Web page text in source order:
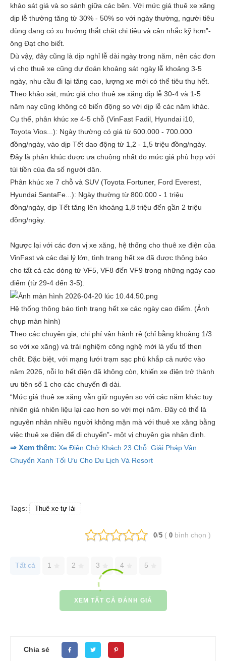
khảo sát giá và so sánh giữa các bên. Với mức giá thuê xe xăng
dịp lễ thường tăng từ 30% - 50% so với ngày thường, người tiêu
dùng đang có xu hướng thắt chặt chi tiêu và cân nhắc kỹ hơn”-
ông Đạt cho biết.
Dù vậy, đây cũng là dịp nghỉ lễ dài ngày trong năm, nên các đơn
vị cho thuê xe cũng dự đoán khoảng sát ngày lễ khoảng 3-5
ngày, nhu cầu đi lại tăng cao, lượng xe mới có thể tiêu thụ hết.
Theo khảo sát, mức giá cho thuê xe xăng dịp lễ 30-4 và 1-5
năm nay cũng không có biến động so với dịp lễ các năm khác.
Cụ thể, phân khúc xe 4-5 chỗ (VinFast Fadil, Hyundai i10,
Toyota Vios...): Ngày thường có giá từ 600.000 - 700.000
đồng/ngày, vào dịp Tết dao động từ 1,2 - 1,5 triệu đồng/ngày.
Đây là phân khúc được ưa chuộng nhất do mức giá phù hợp với
túi tiền của đa số người dân.
Phân khúc xe 7 chỗ và SUV (Toyota Fortuner, Ford Everest,
Hyundai SantaFe...): Ngày thường từ 800.000 - 1 triệu
đồng/ngày, dịp Tết tăng lên khoảng 1,8 triệu đến gần 2 triệu
đồng/ngày.
Ngược lại với các đơn vị xe xăng, hệ thống cho thuê xe điện của
VinFast và các đại lý lớn, tình trạng hết xe đã được thông báo
cho tất cả các dòng từ VF5, VF8 đến VF9 trong những ngày cao
điểm (từ 29-4 đến 3-5).
Hệ thống thông báo tình trạng hết xe các ngày cao điểm. (Ảnh
chụp màn hình)
Theo các chuyên gia, chi phí vận hành rẻ (chỉ bằng khoảng 1/3
so với xe xăng) và trải nghiệm công nghệ mới là yếu tố then
chốt. Đặc biệt, với mạng lưới trạm sạc phủ khắp cả nước vào
năm 2026, nỗi lo hết điện đã không còn, khiến xe điện trở thành
ưu tiên số 1 cho các chuyến đi dài.
“Mức giá thuê xe xăng vẫn giữ nguyên so với các năm khác tuy
nhiên giá nhiên liệu lại cao hơn so với mọi năm. Đây có thể là
nguyên nhân nhiều người không mặn mà với thuê xe xăng bằng
việc thuê xe điện để di chuyển”- một vị chuyên gia nhận định.
⇒ Xem thêm: Xe Điện Chở Khách 23 Chỗ: Giải Pháp Vận
Chuyển Xanh Tối Ưu Cho Du Lịch Và Resort
Tags: Thuê xe tự lái
0/5 ( 0 bình chọn )
Tất cả 1 2 3 4 5
XEM TẤT CẢ ĐÁNH GIÁ
Chia sẻ